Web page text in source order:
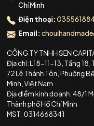
Chí Minh
Điện thoại:
Email:
CÔNG TY TNHH SEN
Địa chỉ: L18-11-13, Tầng
72 Lê Thánh Tôn, Phường
Minh, Việt Nam
Địa điểm kinh doanh: 48/1
Thành phố Hồ Chí Minh
MST: 0314668341